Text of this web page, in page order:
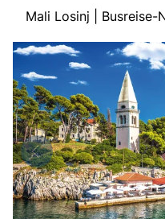
Start
Busreisen
Bus mieten
Taxi
Reisebüro
Danube Service
Mali Losinj | Busreise-